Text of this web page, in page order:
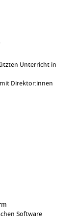
Unterricht in
Direktor:innen
Software